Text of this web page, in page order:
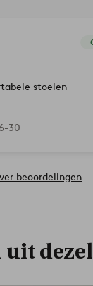
stoelen
30
beoordelingen